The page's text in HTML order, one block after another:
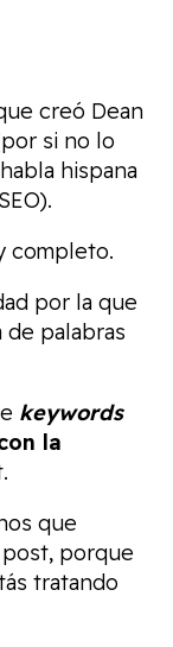
creó Dean
si no lo
hispana
completo.
por la que
de palabras
keywords
la
que
porque
tratando